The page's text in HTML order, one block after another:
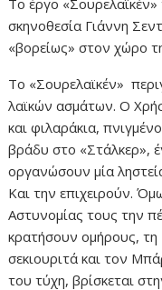
σκηνοθεσία Γιάννη
«βορείως» στον χώρο
Το «Σουρελαϊκέν»
λαϊκών ασμάτων. Ο
και φιλαράκια,
βράδυ στο «Στάλκερ»,
οργανώσουν μία
Και την επιχειρούν.
Αστυνομίας τους την
κρατήσουν ομήρους,
σεκιουριτά και τον
του τύχη, βρίσκεται